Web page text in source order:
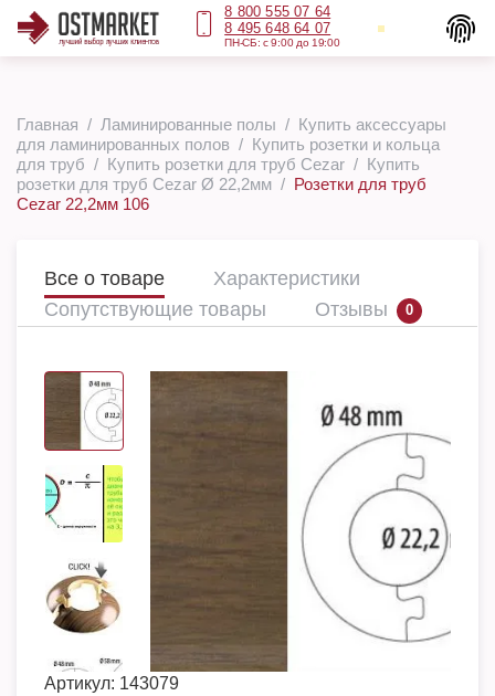
8 800 555 07 64
8 495 648 64 07
ПН-СБ: с 9:00 до 19:00
Главная Ламинированные полы
Купить аксессуары
для ламинированных полов
Купить розетки и кольца
для труб
Купить розетки для труб Cezar
Купить
розетки для труб Cezar Ø 22,2мм
Розетки для труб
Cezar 22,2мм 106
Все о товаре
Характеристики
Сопутствующие товары
Отзывы 0
Артикул: 143079